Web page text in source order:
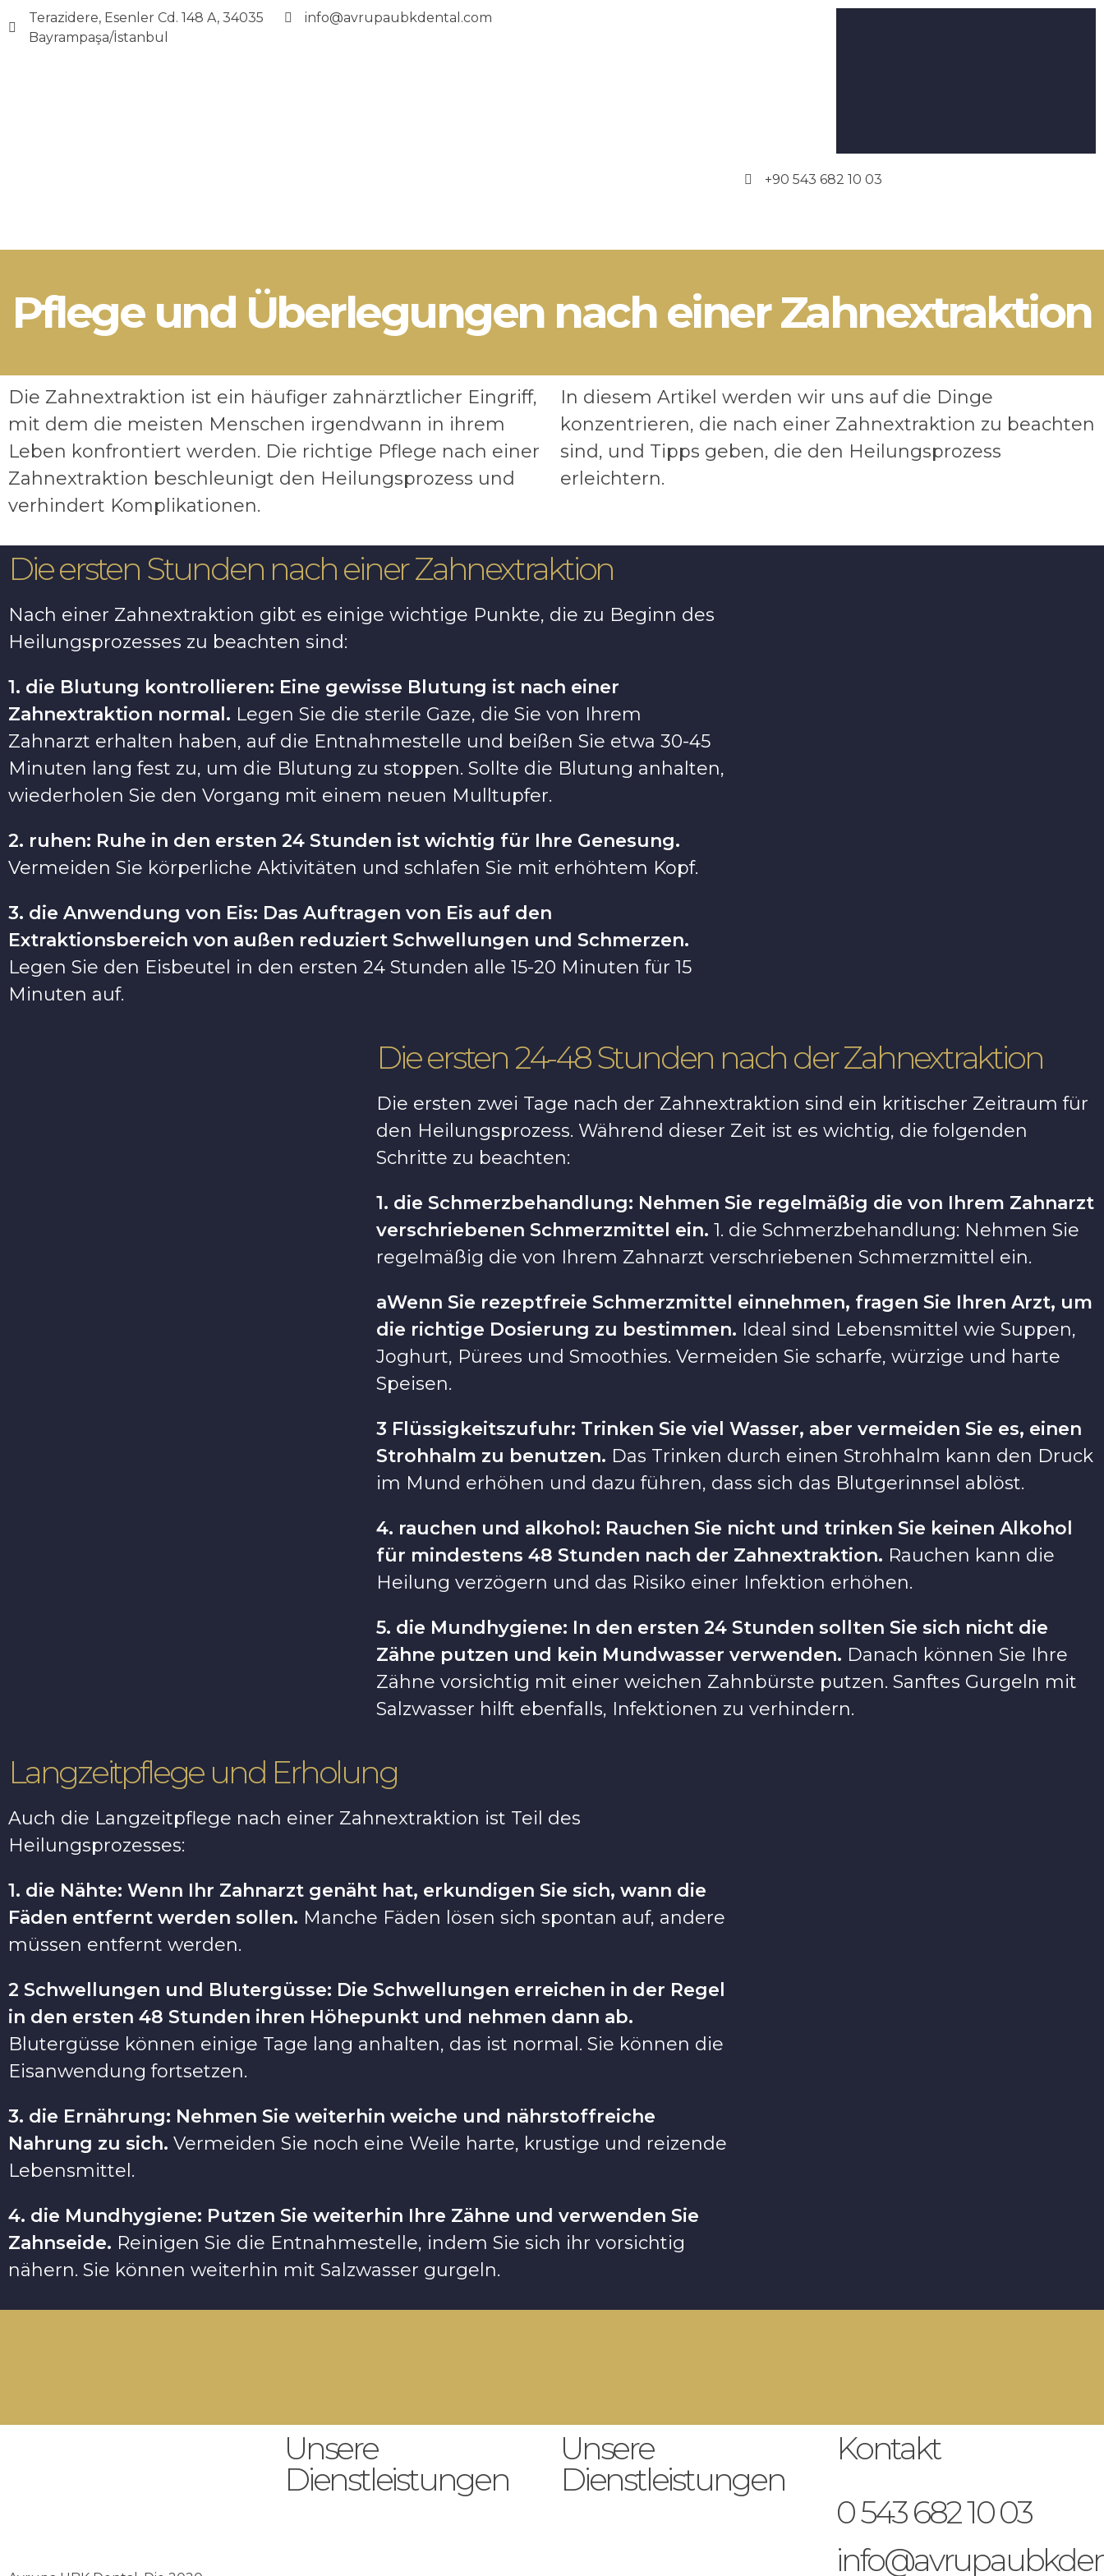
Terazidere, Esenler Cd. 148 A, 34035
Bayrampaşa/İstanbul
info@avrupaubkdental.com
Avrupa UBK Dental Bayrampaşa
+90 543 682 10 03
Pflege und Überlegungen nach einer Zahnextraktion
Die Zahnextraktion ist ein häufiger zahnärztlicher Eingriff,
mit dem die meisten Menschen irgendwann in ihrem
Leben konfrontiert werden. Die richtige Pflege nach einer
Zahnextraktion beschleunigt den Heilungsprozess und
verhindert Komplikationen.
In diesem Artikel werden wir uns auf die Dinge
konzentrieren, die nach einer Zahnextraktion zu beachten
sind, und Tipps geben, die den Heilungsprozess
erleichtern.
Die ersten Stunden nach einer Zahnextraktion
Nach einer Zahnextraktion gibt es einige wichtige Punkte, die zu Beginn des
Heilungsprozesses zu beachten sind:
1. die Blutung kontrollieren: Eine gewisse Blutung ist nach einer
Zahnextraktion normal. Legen Sie die sterile Gaze, die Sie von Ihrem
Zahnarzt erhalten haben, auf die Entnahmestelle und beißen Sie etwa 30-45
Minuten lang fest zu, um die Blutung zu stoppen. Sollte die Blutung anhalten,
wiederholen Sie den Vorgang mit einem neuen Mulltupfer.
2. ruhen: Ruhe in den ersten 24 Stunden ist wichtig für Ihre Genesung.
Vermeiden Sie körperliche Aktivitäten und schlafen Sie mit erhöhtem Kopf.
3. die Anwendung von Eis: Das Auftragen von Eis auf den
Extraktionsbereich von außen reduziert Schwellungen und Schmerzen.
Legen Sie den Eisbeutel in den ersten 24 Stunden alle 15-20 Minuten für 15
Minuten auf.
Die ersten 24-48 Stunden nach der Zahnextraktion
Die ersten zwei Tage nach der Zahnextraktion sind ein kritischer Zeitraum für
den Heilungsprozess. Während dieser Zeit ist es wichtig, die folgenden
Schritte zu beachten:
1. die Schmerzbehandlung: Nehmen Sie regelmäßig die von Ihrem Zahnarzt
verschriebenen Schmerzmittel ein. 1. die Schmerzbehandlung: Nehmen Sie
regelmäßig die von Ihrem Zahnarzt verschriebenen Schmerzmittel ein.
aWenn Sie rezeptfreie Schmerzmittel einnehmen, fragen Sie Ihren Arzt, um
die richtige Dosierung zu bestimmen. Ideal sind Lebensmittel wie Suppen,
Joghurt, Pürees und Smoothies. Vermeiden Sie scharfe, würzige und harte
Speisen.
3 Flüssigkeitszufuhr: Trinken Sie viel Wasser, aber vermeiden Sie es, einen
Strohhalm zu benutzen. Das Trinken durch einen Strohhalm kann den Druck
im Mund erhöhen und dazu führen, dass sich das Blutgerinnsel ablöst.
4. rauchen und alkohol: Rauchen Sie nicht und trinken Sie keinen Alkohol
für mindestens 48 Stunden nach der Zahnextraktion. Rauchen kann die
Heilung verzögern und das Risiko einer Infektion erhöhen.
5. die Mundhygiene: In den ersten 24 Stunden sollten Sie sich nicht die
Zähne putzen und kein Mundwasser verwenden. Danach können Sie Ihre
Zähne vorsichtig mit einer weichen Zahnbürste putzen. Sanftes Gurgeln mit
Salzwasser hilft ebenfalls, Infektionen zu verhindern.
Langzeitpflege und Erholung
Auch die Langzeitpflege nach einer Zahnextraktion ist Teil des
Heilungsprozesses:
1. die Nähte: Wenn Ihr Zahnarzt genäht hat, erkundigen Sie sich, wann die
Fäden entfernt werden sollen. Manche Fäden lösen sich spontan auf, andere
müssen entfernt werden.
2 Schwellungen und Blutergüsse: Die Schwellungen erreichen in der Regel
in den ersten 48 Stunden ihren Höhepunkt und nehmen dann ab.
Blutergüsse können einige Tage lang anhalten, das ist normal. Sie können die
Eisanwendung fortsetzen.
3. die Ernährung: Nehmen Sie weiterhin weiche und nährstoffreiche
Nahrung zu sich. Vermeiden Sie noch eine Weile harte, krustige und reizende
Lebensmittel.
4. die Mundhygiene: Putzen Sie weiterhin Ihre Zähne und verwenden Sie
Zahnseide. Reinigen Sie die Entnahmestelle, indem Sie sich ihr vorsichtig
nähern. Sie können weiterhin mit Salzwasser gurgeln.
Unsere
Dienstleistungen
Unsere
Dienstleistungen
Kontakt
0 543 682 10 03